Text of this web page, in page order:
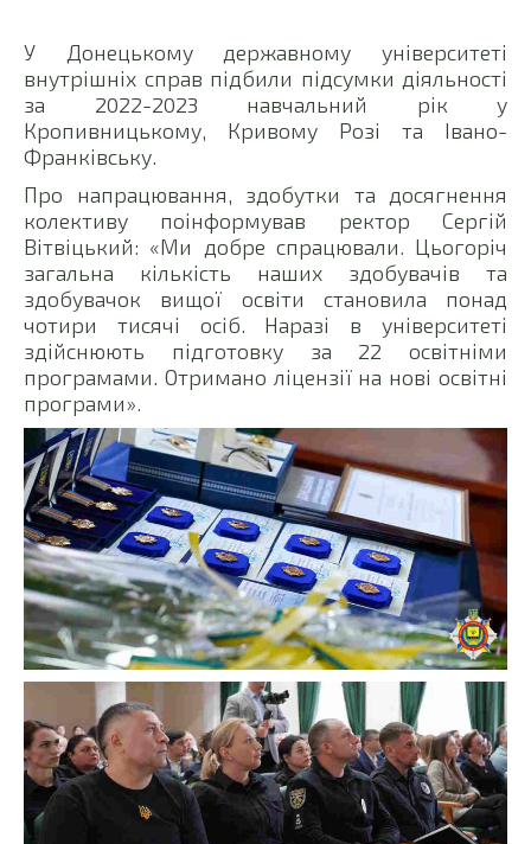
У Донецькому державному університеті
внутрішніх справ підбили підсумки діяльності
за 2022-2023 навчальний рік у
Кропивницькому, Кривому Розі та Івано-
Франківську.
Про напрацювання, здобутки та досягнення
колективу поінформував ректор Сергій
Вітвіцький: «Ми добре спрацювали. Цьогоріч
загальна кількість наших здобувачів та
здобувачок вищої освіти становила понад
чотири тисячі осіб. Наразі в університеті
здійснюють підготовку за 22 освітніми
програмами. Отримано ліцензії на нові освітні
програми».